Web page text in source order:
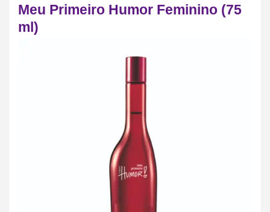
Meu Primeiro Humor Feminino (75
ml)